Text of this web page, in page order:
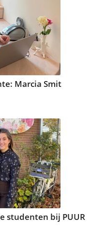
Marcia Smit
studenten bij PUUR